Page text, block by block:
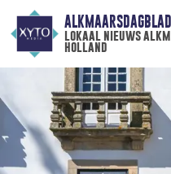
lokaal nieuws
holland